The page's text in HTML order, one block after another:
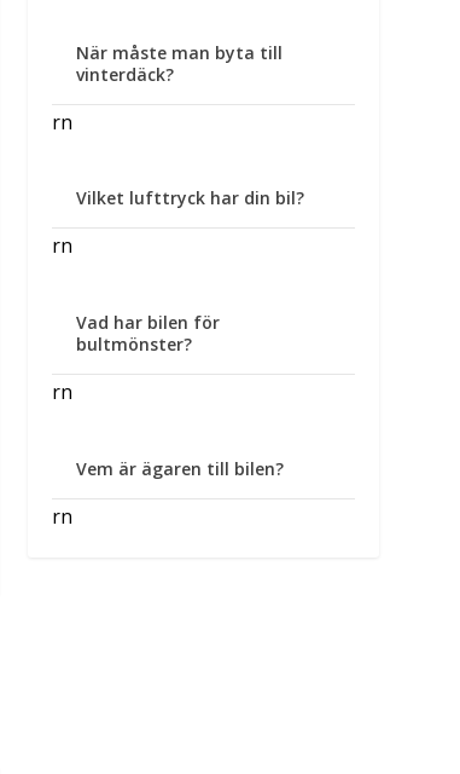
När måste man byta till
vinterdäck?
rn
Vilket lufttryck har din bil?
rn
Vad har bilen för
bultmönster?
rn
Vem är ägaren till bilen?
rn